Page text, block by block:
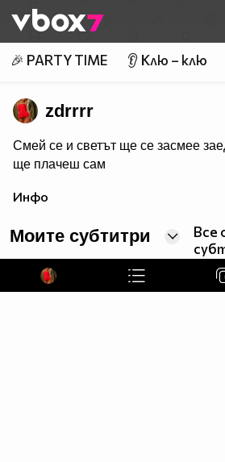
👾
🎉 PARTY TIME 👂 Клю – клю
zdrrrr
Смей се и светът ще се засмее
ще плачеш сам
Инфо
Моите субтитри
Все